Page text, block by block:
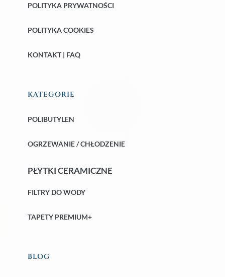
POLITYKA PRYWATNOŚCI
POLITYKA COOKIES
KONTAKT | FAQ
KATEGORIE
POLIBUTYLEN
OGRZEWANIE / CHŁODZENIE
PŁYTKI CERAMICZNE
FILTRY DO WODY
TAPETY PREMIUM+
BLOG